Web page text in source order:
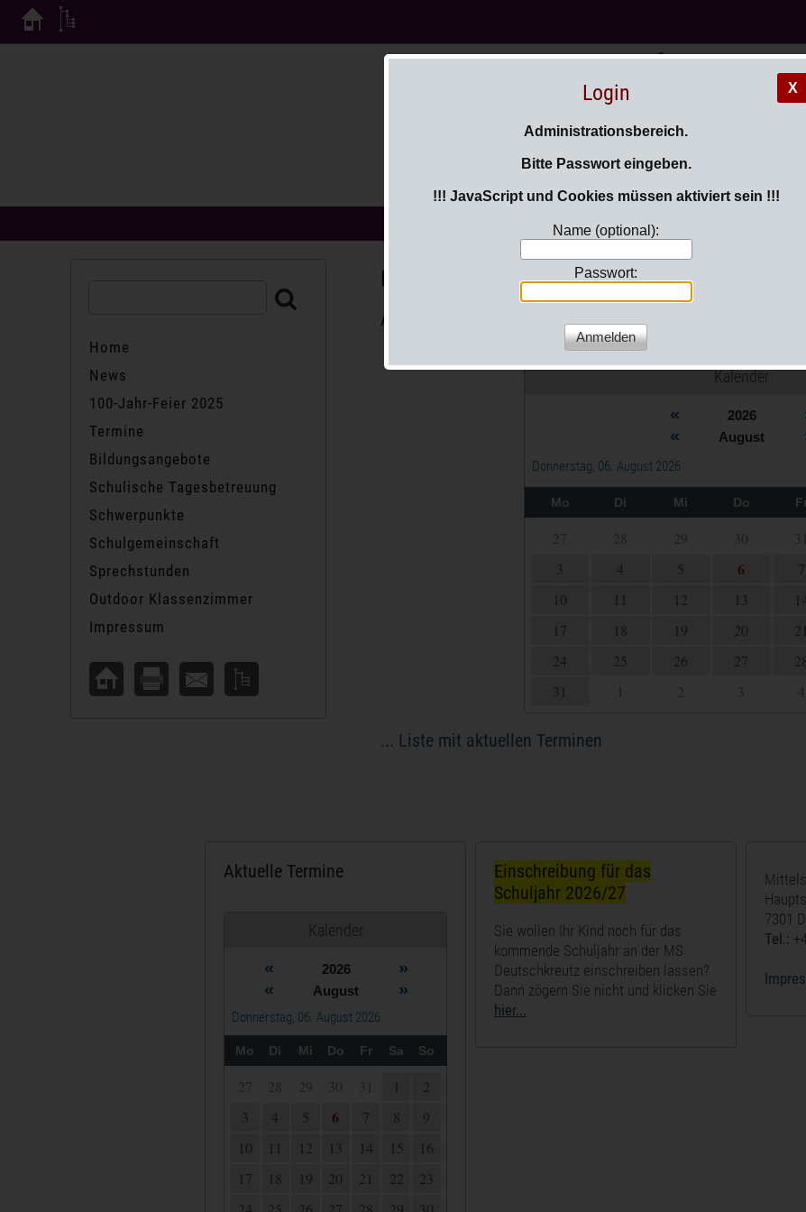
Sie sind hier: Login
X
Login
Administrationsbereich.
Bitte Passwort eingeben.
!!! JavaScript und Cookies müssen aktiviert sein !!!
Name (optional):
Passwort:
News01
Aktuelle Termine
Kalender
« 2026
«
August
Donnerstag, 06. August 2026
Mo Di Mi Do
27 28 29 30 31
3
4 5 6 7
10
11 12 13
17
18 19 20 21
24
25 26 27
31
2 3 4
... Liste mit aktuellen Terminen
Home
News
100-Jahr-Feier 2025
Termine
Bildungsangebote
Schulische Tagesbetreuung
Schwerpunkte
Schulgemeinschaft
Sprechstunden
Outdoor Klassenzimmer
Impressum
Aktuelle Termine
Kalender
« 2026
»
«
August »
Donnerstag, 06. August 2026
Mo Di Mi Do Fr Sa So
27 28 29 30 31 1
2
3
4 5 6 7 8
9
10
11 12 13 14 15
16
17
18 19 20 21 22
23
Einschreibung für das
Schuljahr 2026/27
Sie wollen Ihr Kind noch für das
kommende Schuljahr an der MS
Deutschkreutz einschreiben lassen?
Dann zögern Sie nicht und klicken Sie
hier...
7301
Tel.: